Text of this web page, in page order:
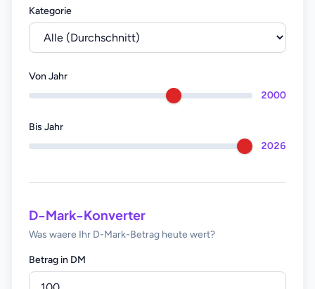
Kategorie
Von Jahr
2000
Bis Jahr
2026
D-Mark-Konverter
Was waere Ihr D-Mark-Betrag heute wert?
Betrag in DM